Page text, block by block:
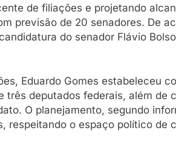
de filiações e projetando
previsão de 20 senadores. De
do senador Flávio
Eduardo Gomes estabeleceu
três deputados federais, além de
O planejamento, segundo
respeitando o espaço político de